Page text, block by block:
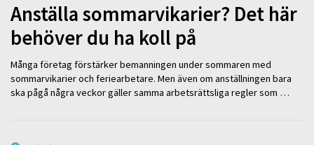
Anställa sommarvikarier? Det här
behöver du ha koll på
Många företag förstärker bemanningen under sommaren med
sommarvikarier och feriearbetare. Men även om anställningen bara
ska pågå några veckor gäller samma arbetsrättsliga regler som …